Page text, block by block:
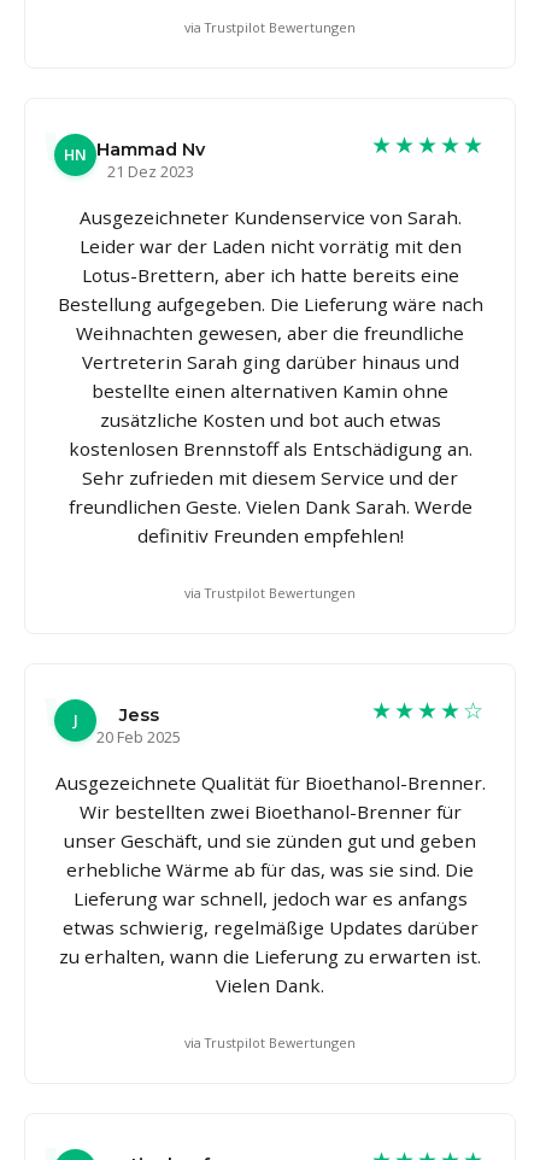
via Trustpilot Bewertungen
HN Hammad Nv
21 Dez 2023
★★★★★
Ausgezeichneter Kundenservice von Sarah.
Leider war der Laden nicht vorrätig mit den
Lotus-Brettern, aber ich hatte bereits eine
Bestellung aufgegeben. Die Lieferung wäre nach
Weihnachten gewesen, aber die freundliche
Vertreterin Sarah ging darüber hinaus und
bestellte einen alternativen Kamin ohne
zusätzliche Kosten und bot auch etwas
kostenlosen Brennstoff als Entschädigung an.
Sehr zufrieden mit diesem Service und der
freundlichen Geste. Vielen Dank Sarah. Werde
definitiv Freunden empfehlen!
via Trustpilot Bewertungen
J
Jess
20 Feb 2025
★★★★☆
Ausgezeichnete Qualität für Bioethanol-Brenner.
Wir bestellten zwei Bioethanol-Brenner für
unser Geschäft, und sie zünden gut und geben
erhebliche Wärme ab für das, was sie sind. Die
Lieferung war schnell, jedoch war es anfangs
etwas schwierig, regelmäßige Updates darüber
zu erhalten, wann die Lieferung zu erwarten ist.
Vielen Dank.
via Trustpilot Bewertungen